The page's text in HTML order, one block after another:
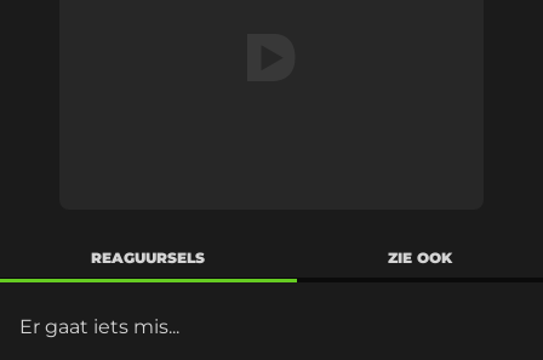
REAGUURSELS ZIE OOK
Er gaat iets mis...